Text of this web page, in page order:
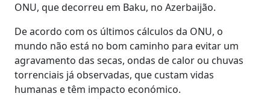
ONU, que decorreu em Baku, no Azerbaijão.
De acordo com os últimos cálculos da ONU, o
mundo não está no bom caminho para evitar um
agravamento das secas, ondas de calor ou chuvas
torrenciais já observadas, que custam vidas
humanas e têm impacto económico.